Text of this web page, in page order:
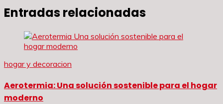
Entradas relacionadas
hogar y decoracion
Aerotermia: Una solución sostenible para el hogar
moderno